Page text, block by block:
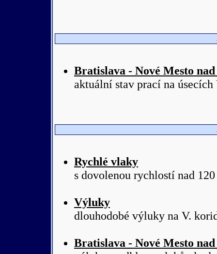
Bratislava - Nové Mesto
aktuální stav prací na
Rychlé vlaky
s dovolenou rychlostí nad
Výluky
dlouhodobé výluky na V.
Bratislava - Nové Mesto